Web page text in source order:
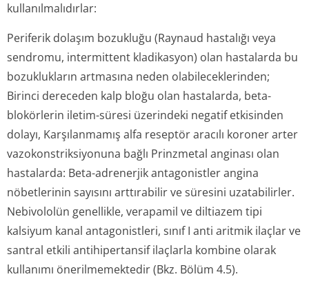
kullanılmalıdırlar:
Periferik dolaşım bozukluğu (Raynaud hastalığı veya
sendromu, intermittent kladikasyon) olan hastalarda bu
bozuklukların artmasına neden olabileceklerinden;
Birinci dereceden kalp bloğu olan hastalarda, beta-
blokörlerin iletim-süresi üzerindeki negatif etkisinden
dolayı, Karşılanmamış alfa reseptör aracılı koroner arter
vazokonstriksi­yonuna bağlı Prinzmetal anginası olan
hastalarda: Beta-adrenerjik antagonistler angina
nöbetlerinin sayısını arttırabilir ve süresini uzatabilirler.
Nebivololün genellikle, verapamil ve diltiazem tipi
kalsiyum kanal antagonistleri, sınıf I anti aritmik ilaçlar ve
santral etkili antihipertansif ilaçlarla kombine olarak
kullanımı önerilmemektedir (Bkz. Bölüm 4.5).